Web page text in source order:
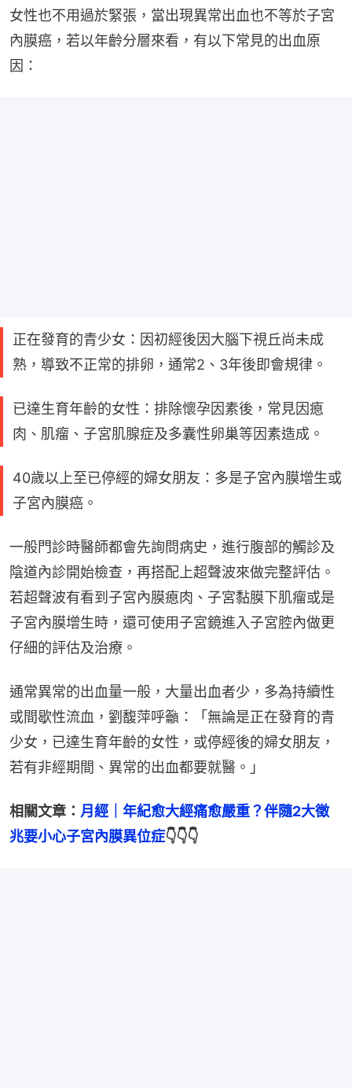
女性也不用過於緊張，當出現異常出血也不等於子宮
內膜癌，若以年齡分層來看，有以下常見的出血原
因：
正在發育的青少女：因初經後因大腦下視丘尚未成
熟，導致不正常的排卵，通常2、3年後即會規律。
已達生育年齡的女性：排除懷孕因素後，常見因瘜
肉、肌瘤、子宮肌腺症及多囊性卵巢等因素造成。
40歲以上至已停經的婦女朋友：多是子宮內膜增生或
子宮內膜癌。
一般門診時醫師都會先詢問病史，進行腹部的觸診及
陰道內診開始檢查，再搭配上超聲波來做完整評估。
若超聲波有看到子宮內膜瘜肉、子宮黏膜下肌瘤或是
子宮內膜增生時，還可使用子宮鏡進入子宮腔內做更
仔細的評估及治療。
通常異常的出血量一般，大量出血者少，多為持續性
或間歇性流血，劉馥萍呼籲：「無論是正在發育的青
少女，已達生育年齡的女性，或停經後的婦女朋友，
若有非經期間、異常的出血都要就醫。」
相關文章： 月經｜年紀愈大經痛愈嚴重？伴隨2大徵
兆要小心子宮內膜異位症👇👇👇